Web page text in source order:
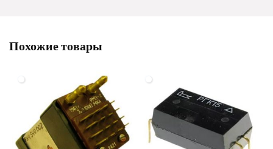
Похожие товары